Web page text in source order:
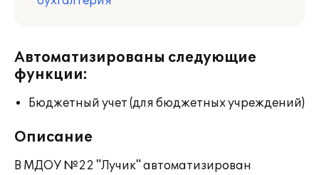
Автоматизированы следующие
функции:
Бюджетный учет (для бюджетных учреждений)
Описание
В МДОУ №22 "Лучик" автоматизирован